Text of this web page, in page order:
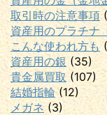
取引時の注意事項
資産用のプラチナ
こんな使われ方も
資産用の銀 (35)
貴金属買取 (107)
結婚指輪(12)
メガネ (3)